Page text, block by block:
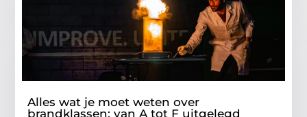
Alles wat je moet weten over
brandklassen: van A tot F uitgelegd